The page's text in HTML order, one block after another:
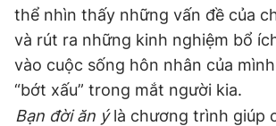
thể nhìn thấy những vấn đề của
và rút ra những kinh nghiệm bổ
vào cuộc sống hôn nhân của
“bớt xấu” trong mắt người kia.
Bạn đời ăn ýlà chương trình giúp